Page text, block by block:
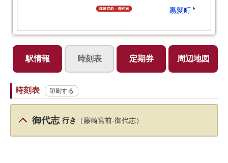
黒髪町
駅情報 時刻表 定期券 周辺地図
時刻表 印刷する
御代志 行き （藤崎宮前-御代志）